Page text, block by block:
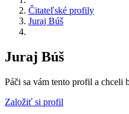
Čitateľské profily
Juraj Búš
Juraj Búš
Páči sa vám tento profil a chceli
Založiť si profil